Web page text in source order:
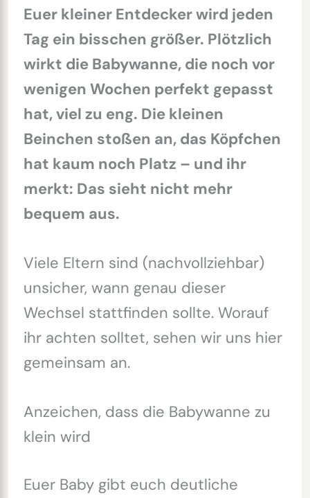
Euer kleiner Entdecker wird jeden
Tag ein bisschen größer. Plötzlich
wirkt die Babywanne, die noch vor
wenigen Wochen perfekt gepasst
hat, viel zu eng. Die kleinen
Beinchen stoßen an, das Köpfchen
hat kaum noch Platz – und ihr
merkt: Das sieht nicht mehr
bequem aus.
Viele Eltern sind (nachvollziehbar)
unsicher, wann genau dieser
Wechsel stattfinden sollte. Worauf
ihr achten solltet, sehen wir uns hier
gemeinsam an.
Anzeichen, dass die Babywanne zu
klein wird
Euer Baby gibt euch deutliche